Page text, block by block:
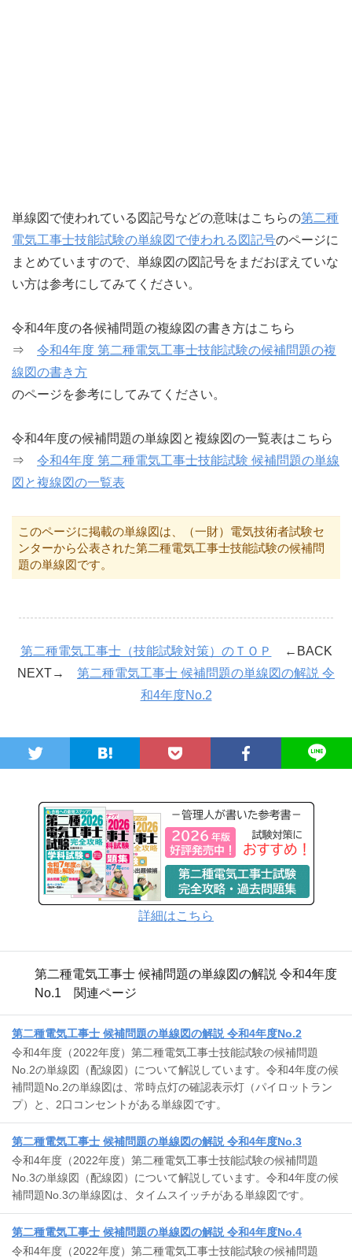
単線図で使われている図記号などの意味はこちらの第二種
電気工事士技能試験の単線図で使われる図記号のページに
まとめていますので、単線図の図記号をまだおぼえていな
い方は参考にしてみてください。
令和4年度の各候補問題の複線図の書き方はこちら
⇒ 令和4年度 第二種電気工事士技能試験の候補問題の複
線図の書き方
のページを参考にしてみてください。
令和4年度の候補問題の単線図と複線図の一覧表はこちら
⇒ 令和4年度 第二種電気工事士技能試験 候補問題の単線
図と複線図の一覧表
このページに掲載の単線図は、（一財）電気技術者試験セ
ンターから公表された第二種電気工事士技能試験の候補問
題の単線図です。
第二種電気工事士（技能試験対策）のＴＯＰ
←BACK
NEXT→ 第二種電気工事士 候補問題の単線図の解説 令
和4年度No.2
詳細はこちら
第二種電気工事士 候補問題の単線図の解説 令和4年度
No.1 関連ページ
第二種電気工事士 候補問題の単線図の解説 令和4年度No.2
令和4年度（2022年度）第二種電気工事士技能試験の候補問題
No.2の単線図（配線図）について解説しています。令和4年度の候
補問題No.2の単線図は、常時点灯の確認表示灯（パイロットラン
プ）と、2口コンセントがある単線図です。
第二種電気工事士 候補問題の単線図の解説 令和4年度No.3
令和4年度（2022年度）第二種電気工事士技能試験の候補問題
No.3の単線図（配線図）について解説しています。令和4年度の候
補問題No.3の単線図は、タイムスイッチがある単線図です。
第二種電気工事士 候補問題の単線図の解説 令和4年度No.4
令和4年度（2022年度）第二種電気工事士技能試験の候補問題